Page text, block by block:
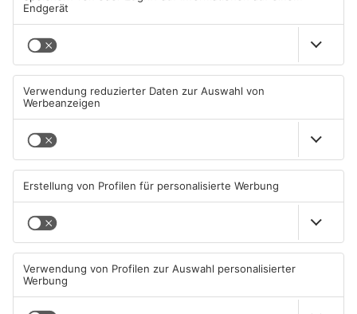
Mann schießt in Neuberg mit
Schreckschusswaffe auf
Busfahrer
07.08.2026, 07:12 UHR IN MAIN-
KINZIG-KREIS
Schwerer Unfall zwischen
Hanauer Kreuz
07.08.2026, 07:07 UHR IN MAIN-
KINZIG-KREIS